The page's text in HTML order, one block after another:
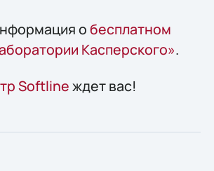
обесплатном
Касперского».
Softlineждет вас!